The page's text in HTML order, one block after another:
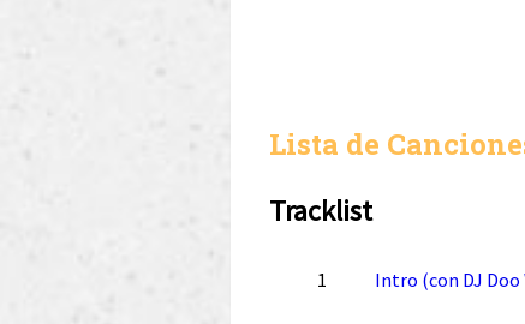
Lista de
Tracklist
1 Intro (con DJ Doo